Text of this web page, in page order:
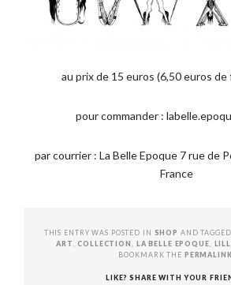
au prix de 15 euros (6,50 euros
pour commander :
par courrier : La Belle Epoque 7 rue de
France
THIS ENTRY WAS POSTED IN SHOP AND TAGGED
ART
,COLLECTION LA BELLE EPOQUE
BOOKMARK THE PERMALINK
LIKE? SHARE WITH YOUR